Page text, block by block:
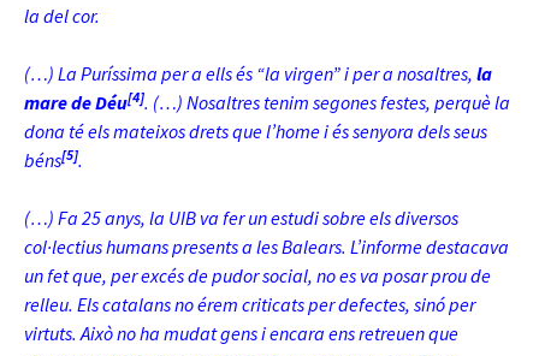
la del cor.
(…) La Puríssima per a ells és “la virgen” i per a nosaltres, la
mare de Déu[4]. (…) Nosaltres tenim segones festes, perquè la
dona té els mateixos drets que l’home i és senyora dels seus
béns[5].
(…) Fa 25 anys, la UIB va fer un estudi sobre els diversos
col·lectius humans presents a les Balears. L’informe destacava
un fet que, per excés de pudor social, no es va posar prou de
relleu. Els catalans no érem criticats per defectes, sinó per
virtuts. Això no ha mudat gens i encara ens retreuen que